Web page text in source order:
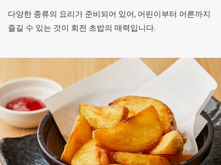
다양한 종류의 요리가 준비되어 있어, 어린이부터 어른까지
즐길 수 있는 것이 회전 초밥의 매력입니다.